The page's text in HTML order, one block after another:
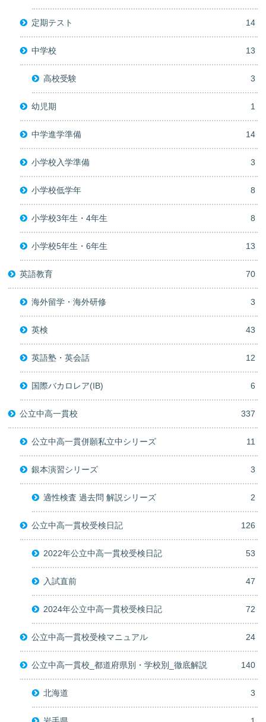
定期テスト 14
中学校 13
高校受験 3
幼児期 1
中学進学準備 14
小学校入学準備 3
小学校低学年 8
小学校3年生・4年生 8
小学校5年生・6年生 13
英語教育 70
海外留学・海外研修 3
英検 43
英語塾・英会話 12
国際バカロレア(IB) 6
公立中高一貫校 337
公立中高一貫併願私立中シリーズ 11
銀本演習シリーズ 3
適性検査 過去問 解説シリーズ 2
公立中高一貫校受検日記 126
2022年公立中高一貫校受検日記 53
入試直前 47
2024年公立中高一貫校受検日記 72
公立中高一貫校受検マニュアル 24
公立中高一貫校_都道府県別・学校別_徹底解説 140
北海道 3